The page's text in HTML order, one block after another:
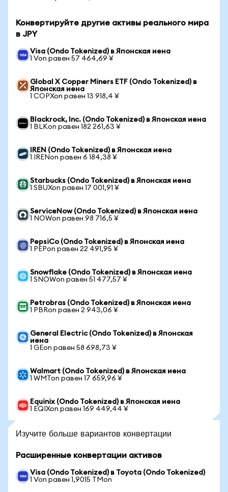
Конвертируйте другие активы реального мира
в JPY
Visa (Ondo Tokenized) в Японская иена
1 Von равен 57 464,69 ¥
Global X Copper Miners ETF (Ondo Tokenized) в
Японская иена
1 COPXon равен 13 918,4 ¥
Blackrock, Inc. (Ondo Tokenized) в Японская иена
1 BLKon равен 182 261,63 ¥
IREN (Ondo Tokenized) в Японская иена
1 IRENon равен 6 184,38 ¥
Starbucks (Ondo Tokenized) в Японская иена
1 SBUXon равен 17 001,91 ¥
ServiceNow (Ondo Tokenized) в Японская иена
1 NOWon равен 98 716,5 ¥
PepsiCo (Ondo Tokenized) в Японская иена
1 PEPon равен 22 491,95 ¥
Snowflake (Ondo Tokenized) в Японская иена
1 SNOWon равен 51 477,57 ¥
Petrobras (Ondo Tokenized) в Японская иена
1 PBRon равен 2 943,06 ¥
General Electric (Ondo Tokenized) в Японская
иена
1 GEon равен 58 698,73 ¥
Walmart (Ondo Tokenized) в Японская иена
1 WMTon равен 17 659,96 ¥
Equinix (Ondo Tokenized) в Японская иена
1 EQIXon равен 169 449,44 ¥
Изучите больше вариантов конвертации
Расширенные конвертации активов
Visa (Ondo Tokenized) в Toyota (Ondo Tokenized)
1 Von равен 1,9015 TMon